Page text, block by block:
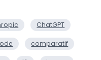
ChatGPT
comparatif